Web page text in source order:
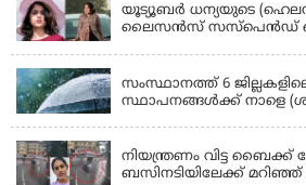
യൂട്യൂബർ ധന്യയുടെ
ലൈസൻസ് സസ്‌പെൻഡ്
സംസ്ഥാനത്ത് 6 ജില്ലകളിലെ
സ്ഥാപനങ്ങൾക്ക് നാളെ
നിയന്ത്രണം വിട്ട ബൈക്ക്
ബസിനടിയിലേക്ക്